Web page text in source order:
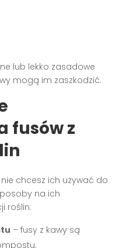
lub lekko zasadowe
mogą im zaszkodzić.
fusów z
chcesz ich używać do
na ich
roślin:
– fusy z kawy są